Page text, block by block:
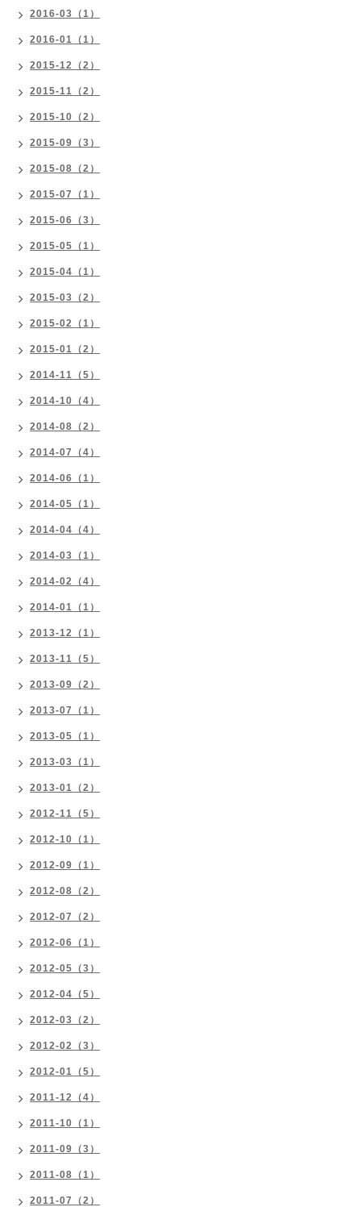
2016-03（1）
2016-01（1）
2015-12（2）
2015-11（2）
2015-10（2）
2015-09（3）
2015-08（2）
2015-07（1）
2015-06（3）
2015-05（1）
2015-04（1）
2015-03（2）
2015-02（1）
2015-01（2）
2014-11（5）
2014-10（4）
2014-08（2）
2014-07（4）
2014-06（1）
2014-05（1）
2014-04（4）
2014-03（1）
2014-02（4）
2014-01（1）
2013-12（1）
2013-11（5）
2013-09（2）
2013-07（1）
2013-05（1）
2013-03（1）
2013-01（2）
2012-11（5）
2012-10（1）
2012-09（1）
2012-08（2）
2012-07（2）
2012-06（1）
2012-05（3）
2012-04（5）
2012-03（2）
2012-02（3）
2012-01（5）
2011-12（4）
2011-10（1）
2011-09（3）
2011-08（1）
2011-07（2）